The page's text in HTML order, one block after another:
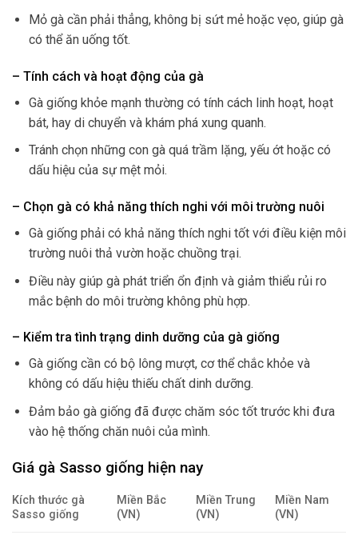
Mỏ gà cần phải thẳng, không bị sứt mẻ hoặc vẹo, giúp gà
có thể ăn uống tốt.
– Tính cách và hoạt động của gà
Gà giống khỏe mạnh thường có tính cách linh hoạt, hoạt
bát, hay di chuyển và khám phá xung quanh.
Tránh chọn những con gà quá trầm lặng, yếu ớt hoặc có
dấu hiệu của sự mệt mỏi.
– Chọn gà có khả năng thích nghi với môi trường nuôi
Gà giống phải có khả năng thích nghi tốt với điều kiện môi
trường nuôi thả vườn hoặc chuồng trại.
Điều này giúp gà phát triển ổn định và giảm thiểu rủi ro
mắc bệnh do môi trường không phù hợp.
– Kiểm tra tình trạng dinh dưỡng của gà giống
Gà giống cần có bộ lông mượt, cơ thể chắc khỏe và
không có dấu hiệu thiếu chất dinh dưỡng.
Đảm bảo gà giống đã được chăm sóc tốt trước khi đưa
vào hệ thống chăn nuôi của mình.
Giá gà Sasso giống hiện nay
Kích thước gà
Sasso giống
Miền Bắc
(VN)
Miền Trung
(VN)
Miền Nam
(VN)